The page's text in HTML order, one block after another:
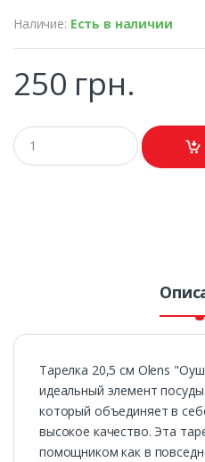
Наличие: Есть в наличии
250 грн.
Тарелка 20,5 см Olens
идеальный элемент
который объединяет в
высокое качество. Эта
помощником как в